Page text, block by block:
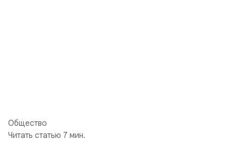
Общество
Читать статью 7 мин.